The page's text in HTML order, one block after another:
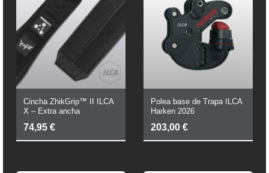
Cincha ZhikGrip™ II ILCA
X – Extra ancha
74,95 €
Polea base de Trapa ILCA
Harken 2026
203,00 €